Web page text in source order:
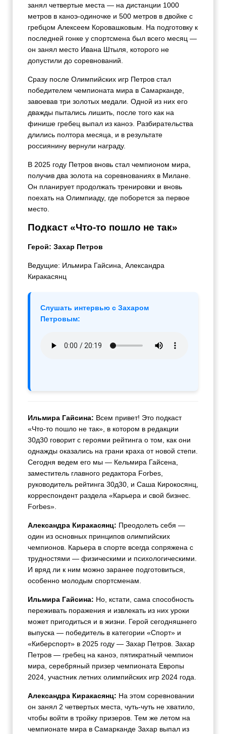
занял четвертые места — на дистанции 1000
метров в каноэ-одиночке и 500 метров в двойке с
гребцом Алексеем Коровашковым. На подготовку к
последней гонке у спортсмена был всего месяц —
он занял место Ивана Штыля, которого не
допустили до соревнований.
Сразу после Олимпийских игр Петров стал
победителем чемпионата мира в Самарканде,
завоевав три золотых медали. Одной из них его
дважды пытались лишить, после того как на
финише гребец выпал из каноэ. Разбирательства
длились полтора месяца, и в результате
россиянину вернули награду.
В 2025 году Петров вновь стал чемпионом мира,
получив два золота на соревнованиях в Милане.
Он планирует продолжать тренировки и вновь
поехать на Олимпиаду, где поборется за первое
место.
Подкаст «Что-то пошло не так»
Герой: Захар Петров
Ведущие: Ильмира Гайсина, Александра
Киракасянц
Слушать интервью с Захаром
Петровым:
Ильмира Гайсина: Всем привет! Это подкаст
«Что-то пошло не так», в котором в редакции
30д30 говорит с героями рейтинга о том, как они
однажды оказались на грани краха от новой степи.
Сегодня ведем его мы — Кельмира Гайсена,
заместитель главного редактора Forbes,
руководитель рейтинга 30д30, и Саша Кирокосянц,
корреспондент раздела «Карьера и свой бизнес.
Forbes».
Александра Киракасянц: Преодолеть себя —
один из основных принципов олимпийских
чемпионов. Карьера в спорте всегда сопряжена с
трудностями — физическими и психологическими.
И вряд ли к ним можно заранее подготовиться,
особенно молодым спортсменам.
Ильмира Гайсина: Но, кстати, сама способность
переживать поражения и извлекать из них уроки
может пригодиться и в жизни. Герой сегодняшнего
выпуска — победитель в категории «Спорт» и
«Киберспорт» в 2025 году — Захар Петров. Захар
Петров — гребец на каноэ, пятикратный чемпион
мира, серебряный призер чемпионата Европы
2024, участник летних олимпийских игр 2024 года.
Александра Киракасянц: На этом соревновании
он занял 2 четвертых места, чуть-чуть не хватило,
чтобы войти в тройку призеров. Тем же летом на
чемпионате мира в Самарканде Захар выпал из